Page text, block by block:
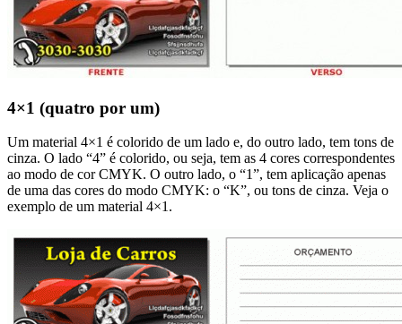
4×1 (quatro por um)
Um material 4×1 é colorido de um lado e, do outro lado, tem tons de
cinza. O lado “4” é colorido, ou seja, tem as 4 cores correspondentes
ao modo de cor CMYK. O outro lado, o “1”, tem aplicação apenas
de uma das cores do modo CMYK: o “K”, ou tons de cinza. Veja o
exemplo de um material 4×1.